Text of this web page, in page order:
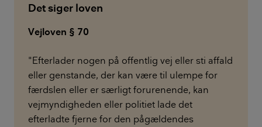
Det siger loven
Vejloven § 70
"Efterlader nogen på offentlig vej eller sti affald
eller genstande, der kan være til ulempe for
færdslen eller er særligt forurenende, kan
vejmyndigheden eller politiet lade det
efterladte fjerne for den pågældendes